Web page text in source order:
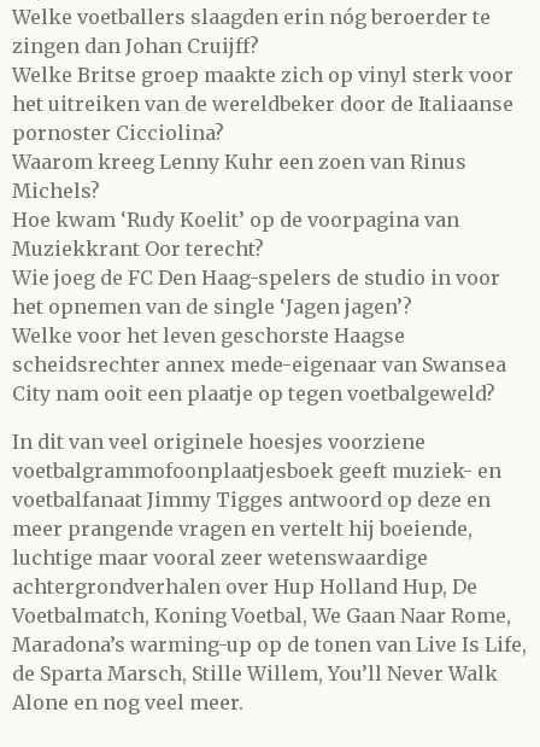
Welke voetballers slaagden erin nóg beroerder te
zingen dan Johan Cruijff?
Welke Britse groep maakte zich op vinyl sterk voor
het uitreiken van de wereldbeker door de Italiaanse
pornoster Cicciolina?
Waarom kreeg Lenny Kuhr een zoen van Rinus
Michels?
Hoe kwam ‘Rudy Koelit’ op de voorpagina van
Muziekkrant Oor terecht?
Wie joeg de FC Den Haag-spelers de studio in voor
het opnemen van de single ‘Jagen jagen’?
Welke voor het leven geschorste Haagse
scheidsrechter annex mede-eigenaar van Swansea
City nam ooit een plaatje op tegen voetbalgeweld?
In dit van veel originele hoesjes voorziene
voetbalgrammofoonplaatjesboek geeft muziek- en
voetbalfanaat Jimmy Tigges antwoord op deze en
meer prangende vragen en vertelt hij boeiende,
luchtige maar vooral zeer wetenswaardige
achtergrondverhalen over Hup Holland Hup, De
Voetbalmatch, Koning Voetbal, We Gaan Naar Rome,
Maradona’s warming-up op de tonen van Live Is Life,
de Sparta Marsch, Stille Willem, You’ll Never Walk
Alone en nog veel meer.